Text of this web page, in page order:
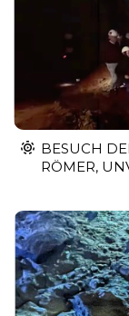
BESUCH
RÖMER,